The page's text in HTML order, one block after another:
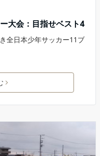
大会：目指せベスト4
全日本少年サッカー11ブ